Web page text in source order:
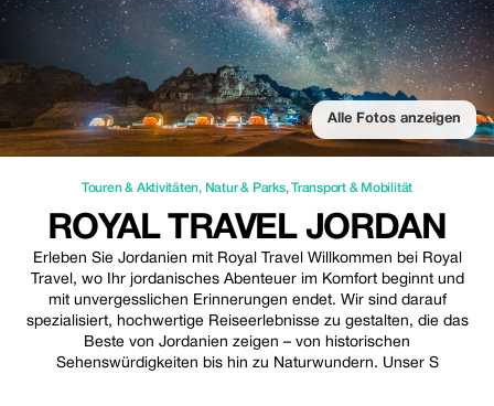
Alle Fotos anzeigen
Touren & Aktivitäten, Natur & Parks,Transport & Mobilität
ROYAL TRAVEL JORDAN
Erleben Sie Jordanien mit Royal Travel Willkommen bei Royal
Travel, wo Ihr jordanisches Abenteuer im Komfort beginnt und
mit unvergesslichen Erinnerungen endet. Wir sind darauf
spezialisiert, hochwertige Reiseerlebnisse zu gestalten, die das
Beste von Jordanien zeigen – von historischen
Sehenswürdigkeiten bis hin zu Naturwundern. Unser S